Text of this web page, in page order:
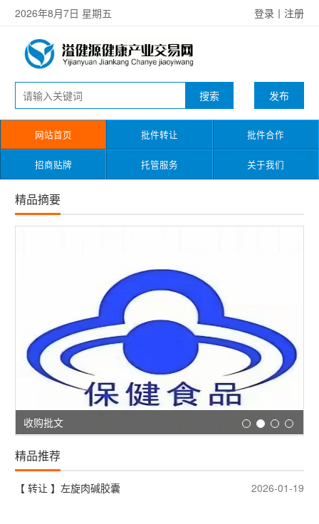
2026年8月7日 星期五 登录 丨 注册
发布
网站首页 批件转让 批件合作
招商贴牌 托管服务 关于我们
精品摘要
收购批文
精品推荐
【 转让 】左旋肉碱胶囊 2026-01-19